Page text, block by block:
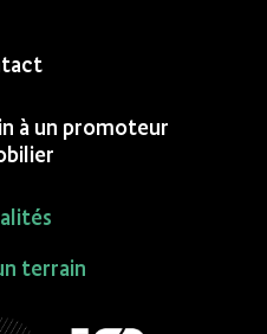
à un promoteur
terrain